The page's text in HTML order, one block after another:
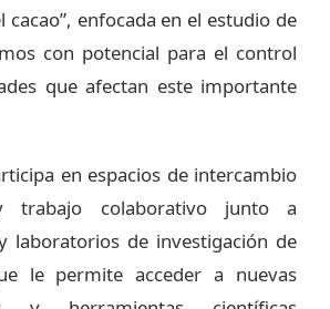
cacao”, enfocada en el estudio de
con potencial para el control
que afectan este importante
en espacios de intercambio
trabajo colaborativo junto a
laboratorios de investigación de
le permite acceder a nuevas